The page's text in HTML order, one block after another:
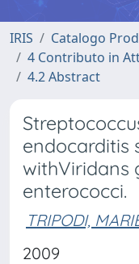
IRIS
Catalogo
4 Contributo in
4.2 Abstract
endocarditis
withViridans
enterococci.
TRIPODI,
2009